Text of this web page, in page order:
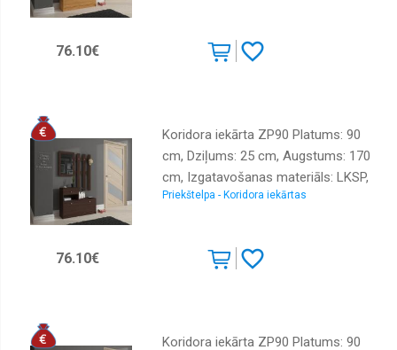
76.10€
Koridora iekārta ZP90 Platums: 90
cm, Dziļums: 25 cm, Augstums: 170
cm, Izgatavošanas materiāls: LKSP,
Virsma: matēta, Elementu skaits: 2,
Priekštelpa - Koridora iekārtas
76.10€
Koridora iekārta ZP90 Platums: 90